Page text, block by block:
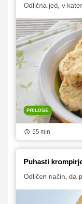
Odlična jed, v
PRILOGE
55 min
Puhasti
Odličen način, da